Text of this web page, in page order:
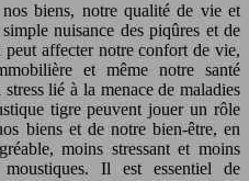
biens, notre qualité de vie et
nuisance des piqûres et de
affecter notre confort de vie,
et même notre santé
lié à la menace de maladies
tigre peuvent jouer un rôle
biens et de notre bien-être, en
moins stressant et moins
Il est essentiel de